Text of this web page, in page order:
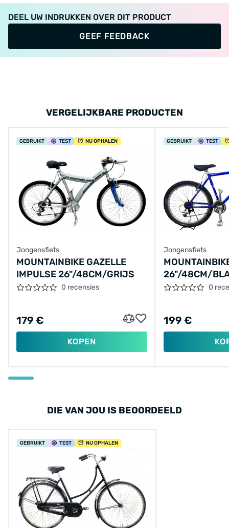
DEEL UW INDRUKKEN OVER DIT PRODUCT
GEEF FEEDBACK
VERGELIJKBARE PRODUCTEN
GEBRUIKT TEST NU OPHALEN
Jongensfiets
MOUNTAINBIKE GAZELLE
IMPULSE 26"/48CM/GRIJS
0 recensies
179 €
KOPEN
GEBRUIKT TEST
Jongensfiets
26"/48CM/
0
199 €
DIE VAN JOU IS BEOORDEELD
GEBRUIKT TEST NU OPHALEN